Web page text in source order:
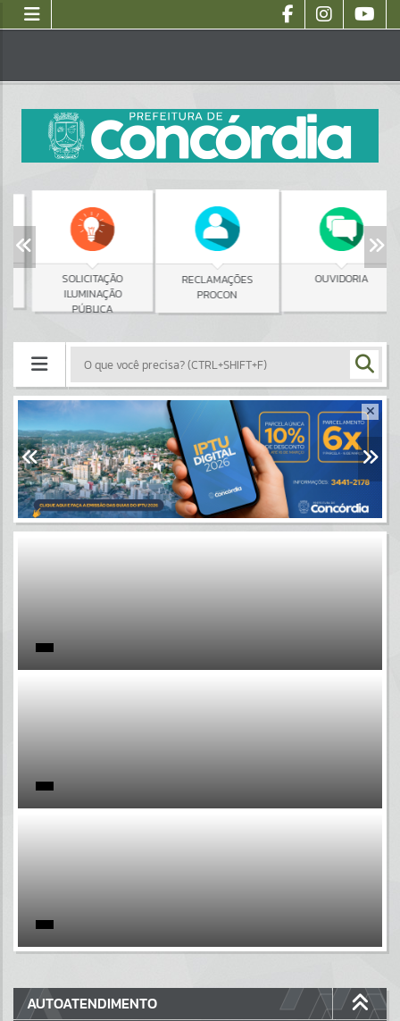
SOLICITAÇÃO
ILUMINAÇÃO
PÚBLICA
RECLAMAÇÕES
PROCON
OUVIDORIA
Portais
Por favor, aguarde...
Por favor, aguarde...
Por favor, aguarde...
GALERIAS
AUTOATENDIMENTO